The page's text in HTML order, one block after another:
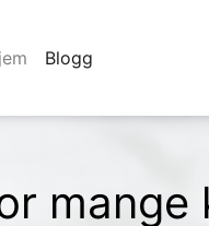
Blogg